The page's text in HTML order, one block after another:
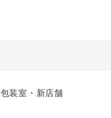
装室・新店舗